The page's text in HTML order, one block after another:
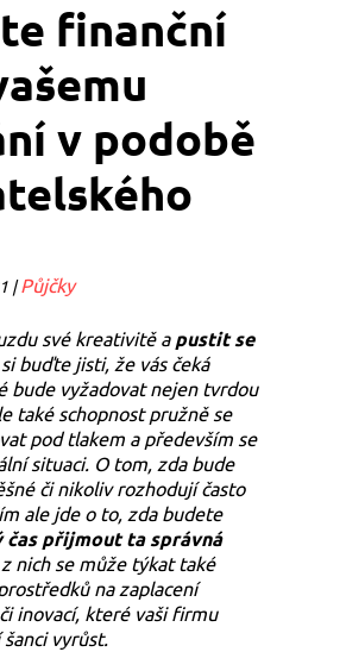
finanční
v podobě
|Půjčky
své kreativitě a pustit se
si buďte jisti, že vás čeká
bude vyžadovat nejen tvrdou
také schopnost pružně se
pod tlakem a především se
situaci. O tom, zda bude
či nikoliv rozhodují často
ale jde o to, zda budete
čas přijmout ta správná
nich se může týkat také
na zaplacení
inovací, které vaši firmu
vyrůst.